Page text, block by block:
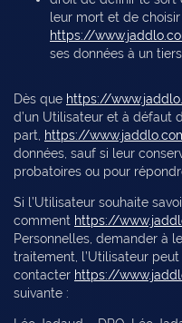
leur mort et de
https://
ses données à un
Dès que https://
d’un Utilisateur et à défaut
part, https://
données, sauf si leur
probatoires ou pour
Si l’Utilisateur souhaite
comment https://
Personnelles, demander à
traitement, l’Utilisateur peut
contacter https://
suivante :